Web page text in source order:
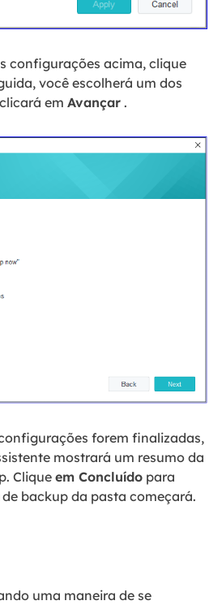
configurações acima, clique
você escolherá um dos
em Avançar.
forem finalizadas,
mostrará um resumo da
Clique em Concluídopara
backup da pasta começará.
uma maneira de se